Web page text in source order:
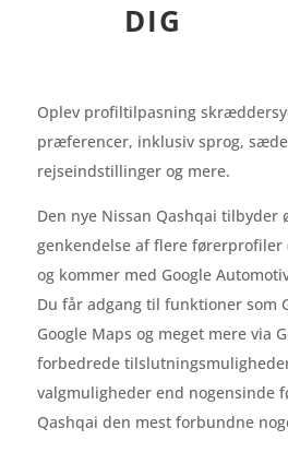
DIG
Oplev profiltilpasning
præferencer, inklusiv sprog,
rejseindstillinger og mere.
Den nye Nissan Qashqai tilbyder
genkendelse af flere førerprofiler
og kommer med Google
Du får adgang til funktioner som
Google Maps og meget mere via
forbedrede
valgmuligheder end nogensinde
Qashqai den mest forbundne